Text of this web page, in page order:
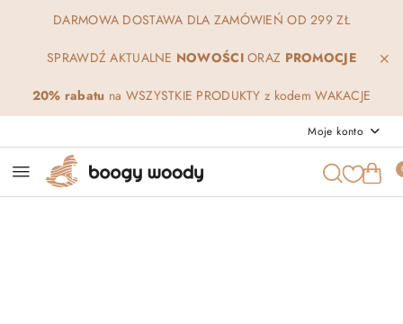
Przejdź do treści głównej
Przejdź do wyszukiwarki
Przejdź do moje konto
Przejdź do menu głównego
Przejdź do opisu produktu
Przejdź do stopki
DARMOWA DOSTAWA DLA ZAMÓWIEŃ OD 299 ZŁ
SPRAWDŹ AKTUALNE NOWOŚCIORAZ PROMOCJE
20% rabatu na WSZYSTKIE PRODUKTY z kodem WAKACJE
Moje konto